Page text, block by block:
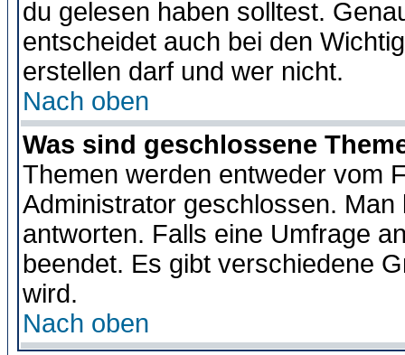
du gelesen haben solltest.
entscheidet auch bei den
erstellen darf und wer nicht.
Nach oben
Was sind geschlossene
Themen werden entweder vom
Administrator geschlossen.
antworten. Falls eine Umfrage
beendet. Es gibt verschiedene
wird.
Nach oben